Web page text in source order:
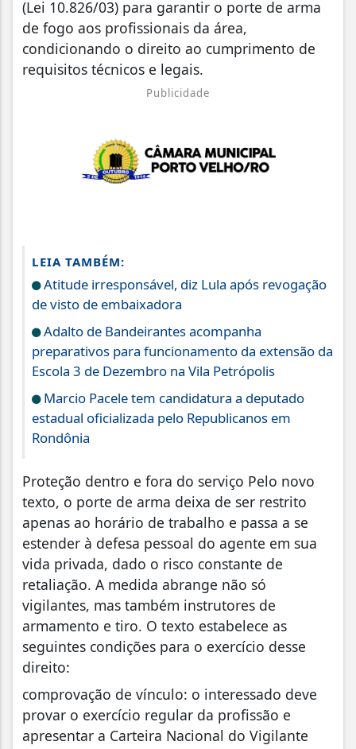
(Lei 10.826/03) para garantir o porte de arma
de fogo aos profissionais da área,
condicionando o direito ao cumprimento de
requisitos técnicos e legais.
Publicidade
LEIA TAMBÉM:
Atitude irresponsável, diz Lula após revogação
de visto de embaixadora
Adalto de Bandeirantes acompanha
preparativos para funcionamento da extensão da
Escola 3 de Dezembro na Vila Petrópolis
Marcio Pacele tem candidatura a deputado
estadual oficializada pelo Republicanos em
Rondônia
Proteção dentro e fora do serviço Pelo novo
texto, o porte de arma deixa de ser restrito
apenas ao horário de trabalho e passa a se
estender à defesa pessoal do agente em sua
vida privada, dado o risco constante de
retaliação. A medida abrange não só
vigilantes, mas também instrutores de
armamento e tiro. O texto estabelece as
seguintes condições para o exercício desse
direito:
comprovação de vínculo: o interessado deve
provar o exercício regular da profissão e
apresentar a Carteira Nacional do Vigilante